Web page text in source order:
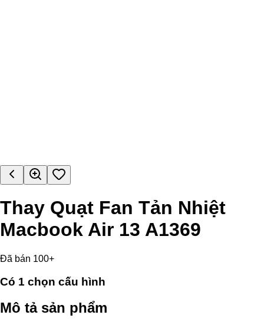
Thay Quạt Fan Tản Nhiệt
Macbook Air 13 A1369
Đã bán 100+
Có 1 chọn cấu hình
Mô tả sản phẩm